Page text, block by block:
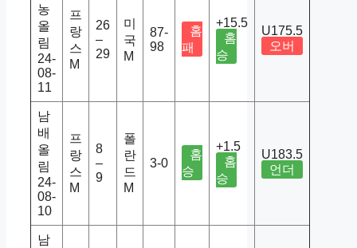
농
올
림
24-
08-
11
프
랑
스
M
26
–
29
미
국
M
87-
98
홈
패
+15.5
홈
승
U175.5
오버
남
배
올
림
24-
08-
10
프
랑
스
M
8
–
9
폴
란
드
M
3-0
홈
승
+1.5
홈
승
U183.5
언더
남